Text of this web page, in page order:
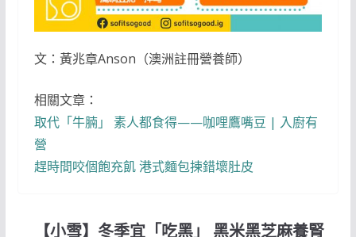
文：黃兆章Anson（澳洲註冊營養師）
相關文章：
取代「牛腩」 素人都食得——咖哩鷹嘴豆 | 入廚有
營
趕時間咬個飽充飢 港式麵包揀錯壞肚皮
【小雪】冬季宜「吃黑」 黑米黑芝麻養腎